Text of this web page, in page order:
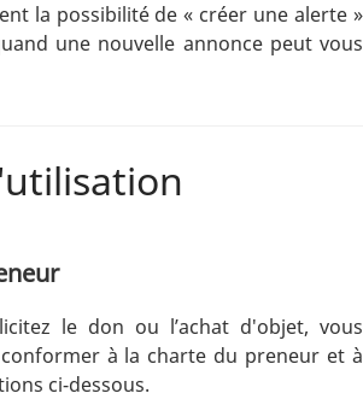
la possibilité de « créer une alerte »
une nouvelle annonce peut vous
le don ou l’achat d'objet, vous
à la charte du preneur et à
ci-dessous.